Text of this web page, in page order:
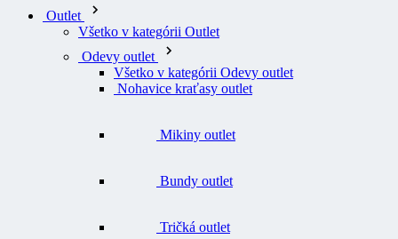
Outlet
Všetko v kategórii Outlet
Odevy outlet
Všetko v kategórii Odevy outlet
Nohavice kraťasy outlet